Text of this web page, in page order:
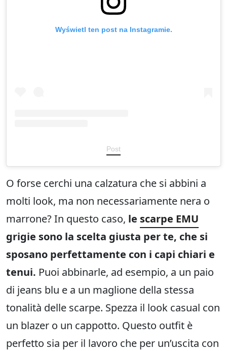
Wyświetl ten post na Instagramie.
Post
O forse cerchi una calzatura che si abbini a
molti look, ma non necessariamente nera o
marrone? In questo caso, le scarpe EMU
grigie sono la scelta giusta per te, che si
sposano perfettamente con i capi chiari e
tenui. Puoi abbinarle, ad esempio, a un paio
di jeans blu e a un maglione della stessa
tonalità delle scarpe. Spezza il look casual con
un blazer o un cappotto. Questo outfit è
perfetto sia per il lavoro che per un’uscita con